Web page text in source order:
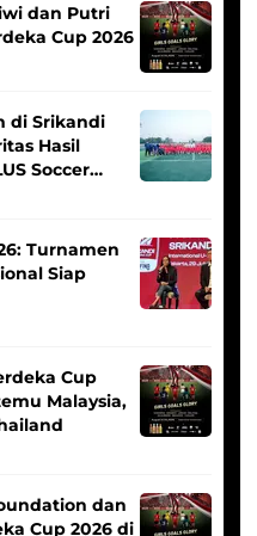
dan Putri
Cup 2026
di Srikandi
Hasil
Soccer
Turnamen
Siap
Cup
Malaysia,
dan
Cup 2026 di